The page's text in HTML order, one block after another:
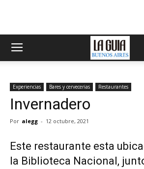
Experiencias Bares y cervecerias Restaurantes
Invernadero
Por alegg - 12 octubre, 2021
Este restaurante esta
la Biblioteca Nacional,